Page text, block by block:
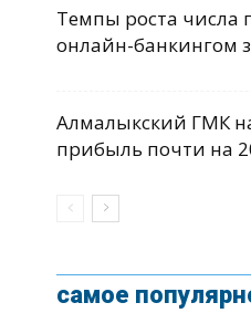
Темпы роста числа
онлайн-банкингом
Алмалыкский ГМК
прибыль почти на
самое